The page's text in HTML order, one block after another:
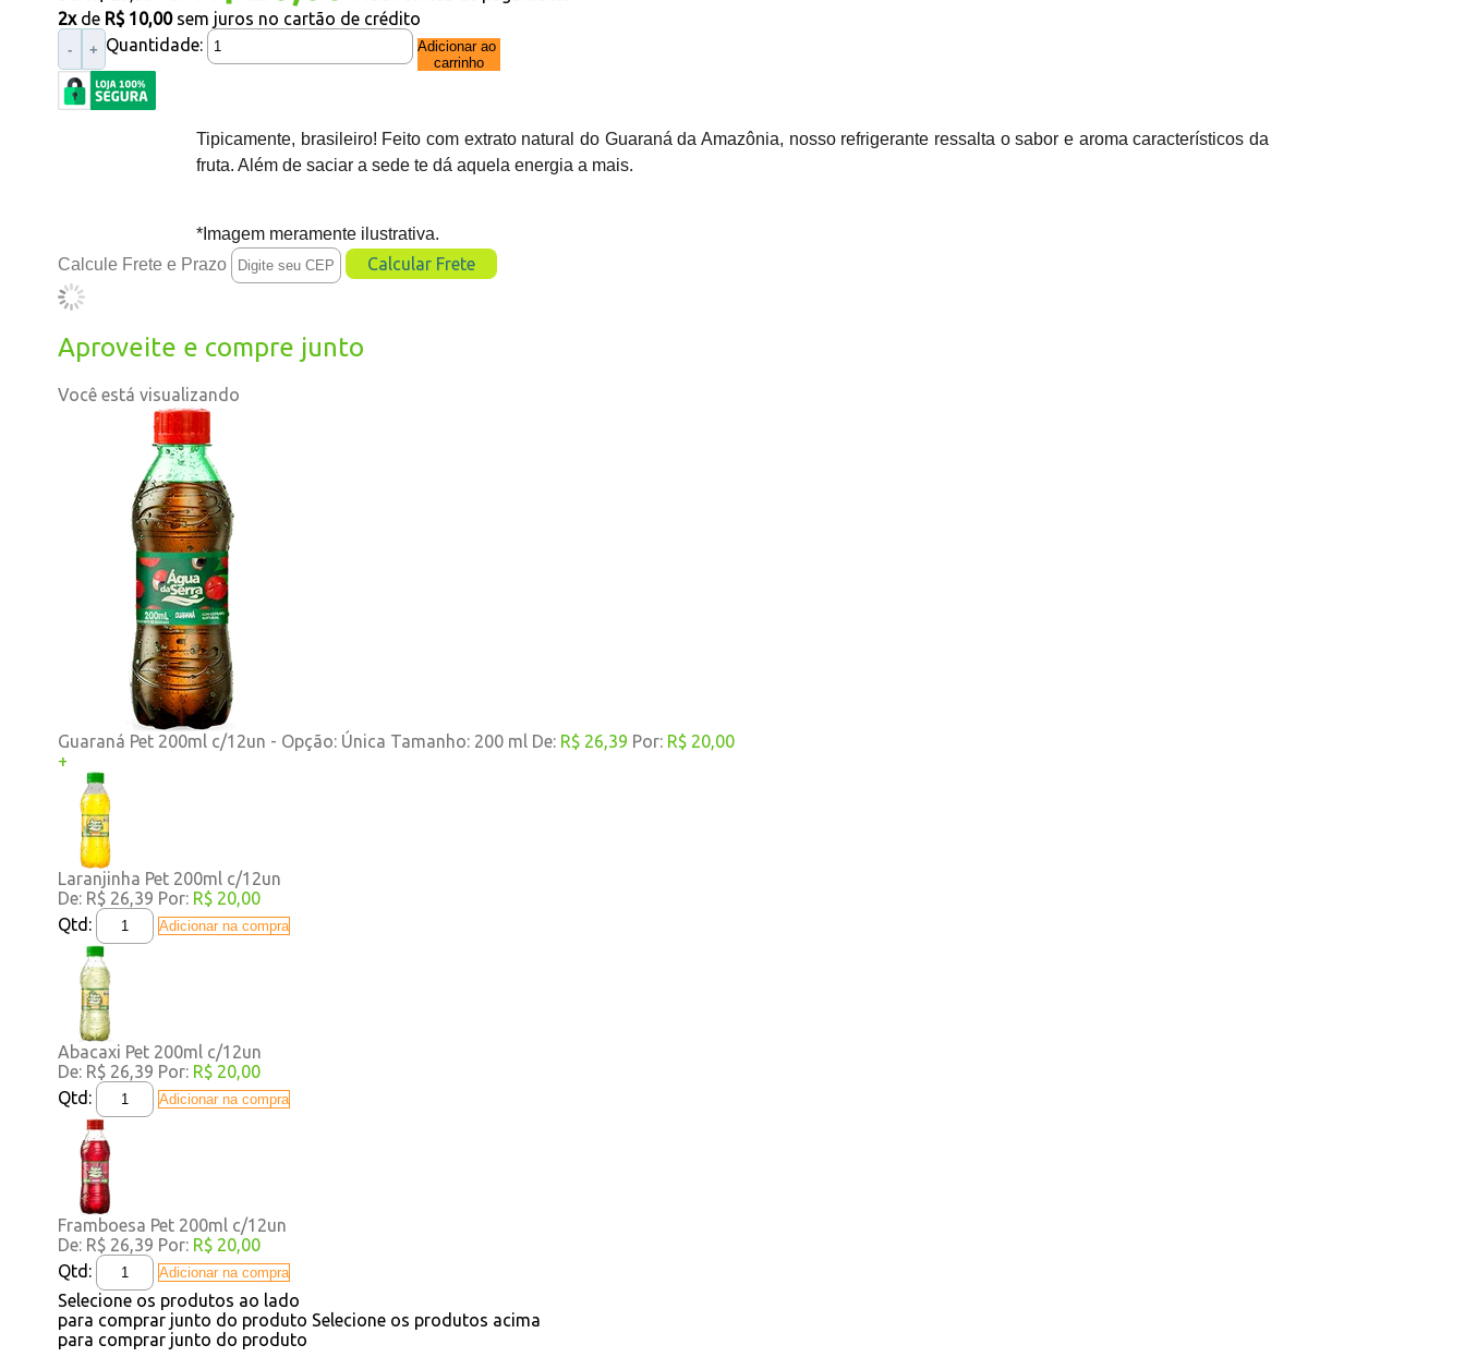
2xde R$ 10,00 sem juros no cartão de crédito
Quantidade:
- +
Adicionar ao
carrinho
Tipicamente, brasileiro! Feito com extrato natural do Guaraná da Amazônia, nosso refrigerante ressalta o sabor e aroma característicos da
fruta. Além de saciar a sede te dá aquela energia a mais.
*Imagem meramente ilustrativa.
Calcule Frete e Prazo
Aproveite e compre junto
Você está visualizando
Guaraná Pet 200ml c/12un - Opção: Única Tamanho: 200 ml De: R$ 26,39 Por: R$ 20,00
+
Laranjinha Pet 200ml c/12un
De: R$ 26,39 Por: R$ 20,00
Qtd:
Adicionar na compra
Abacaxi Pet 200ml c/12un
De: R$ 26,39 Por: R$ 20,00
Qtd:
Adicionar na compra
Framboesa Pet 200ml c/12un
De: R$ 26,39 Por: R$ 20,00
Qtd:
Adicionar na compra
Selecione os produtos ao lado
para comprar junto do produto Selecione os produtos acima
para comprar junto do produto